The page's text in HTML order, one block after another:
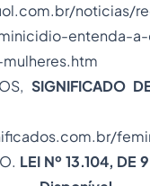
noticias/
entenda-
SIGNIFICADO
LEI Nº 13.104, DE